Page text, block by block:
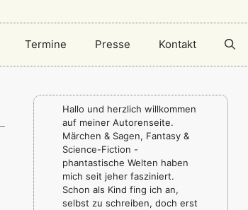
Termine Presse Kontakt
Hallo und herzlich willkommen
auf meiner Autorenseite.
Märchen & Sagen, Fantasy &
Science-Fiction -
phantastische Welten haben
mich seit jeher fasziniert.
Schon als Kind fing ich an,
selbst zu schreiben, doch erst